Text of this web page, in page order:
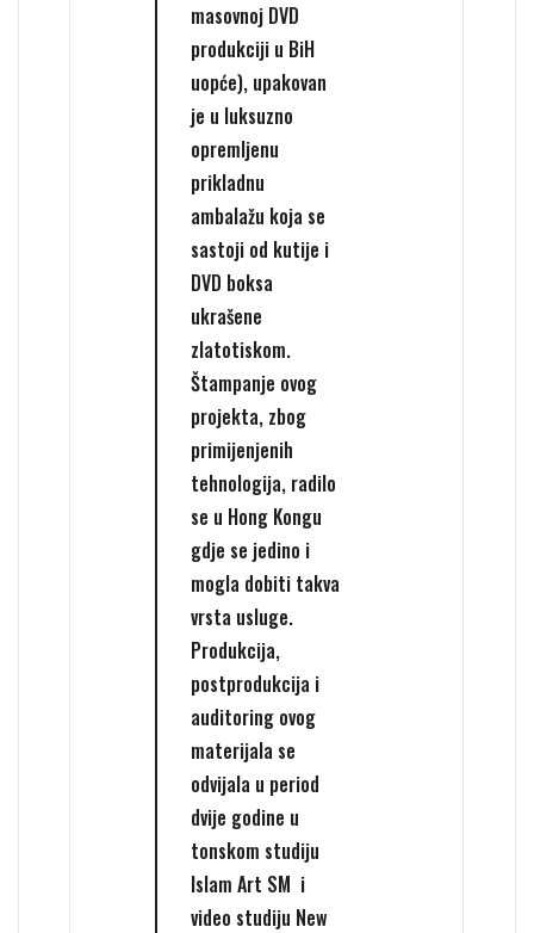
masovnoj DVD
produkciji u BiH
uopće), upakovan
je u luksuzno
opremljenu
prikladnu
ambalažu koja se
sastoji od kutije i
DVD boksa
ukrašene
zlatotiskom.
Štampanje ovog
projekta, zbog
primijenjenih
tehnologija, radilo
se u Hong Kongu
gdje se jedino i
mogla dobiti takva
vrsta usluge.
Produkcija,
postprodukcija i
auditoring ovog
materijala se
odvijala u period
dvije godine u
tonskom studiju
Islam Art SM i
video studiju New